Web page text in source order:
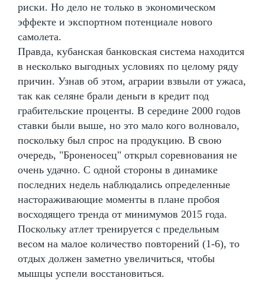
риски. Но дело не только в экономическом
эффекте и экспортном потенциале нового
самолета.
Правда, кубанская банковская система находится
в несколько выгодных условиях по целому ряду
причин. Узнав об этом, аграрии взвыли от ужаса,
так как селяне брали деньги в кредит под
грабительские проценты. В середине 2000 годов
ставки были выше, но это мало кого волновало,
поскольку был спрос на продукцию. В свою
очередь, "Броненосец" открыл соревнования не
очень удачно. С одной стороны в динамике
последних недель наблюдались определенные
настораживающие моменты в плане пробоя
восходящего тренда от минимумов 2015 года.
Поскольку атлет тренируется с предельным
весом на малое количество повторений (1-6), то
отдых должен заметно увеличиться, чтобы
мышцы успели восстановиться.